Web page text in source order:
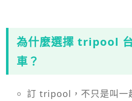
為什麼選擇 tripool
車？
訂 tripool，不只是叫一